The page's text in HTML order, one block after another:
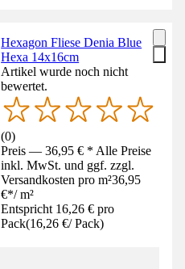
Hexagon Fliese Denia Blue
Hexa 14x16cm
Artikel wurde noch nicht
bewertet.
(0)
Preis — 36,95 € * Alle Preise
inkl. MwSt. und ggf. zzgl.
Versandkosten pro m²36,95
€*/ m²
Entspricht 16,26 € pro
Pack(16,26 €/ Pack)